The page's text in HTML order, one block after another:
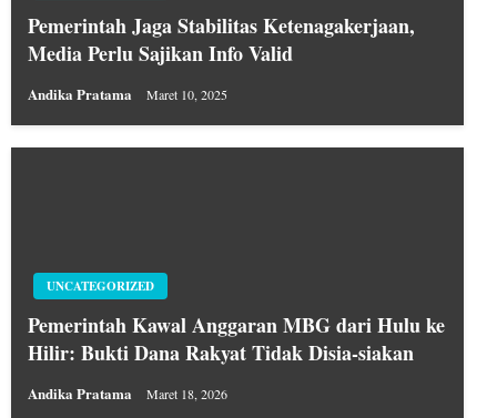
Pemerintah Jaga Stabilitas Ketenagakerjaan,
Media Perlu Sajikan Info Valid
Andika Pratama Maret 10, 2025
UNCATEGORIZED
Pemerintah Kawal Anggaran MBG dari Hulu ke
Hilir: Bukti Dana Rakyat Tidak Disia-siakan
Andika Pratama Maret 18, 2026